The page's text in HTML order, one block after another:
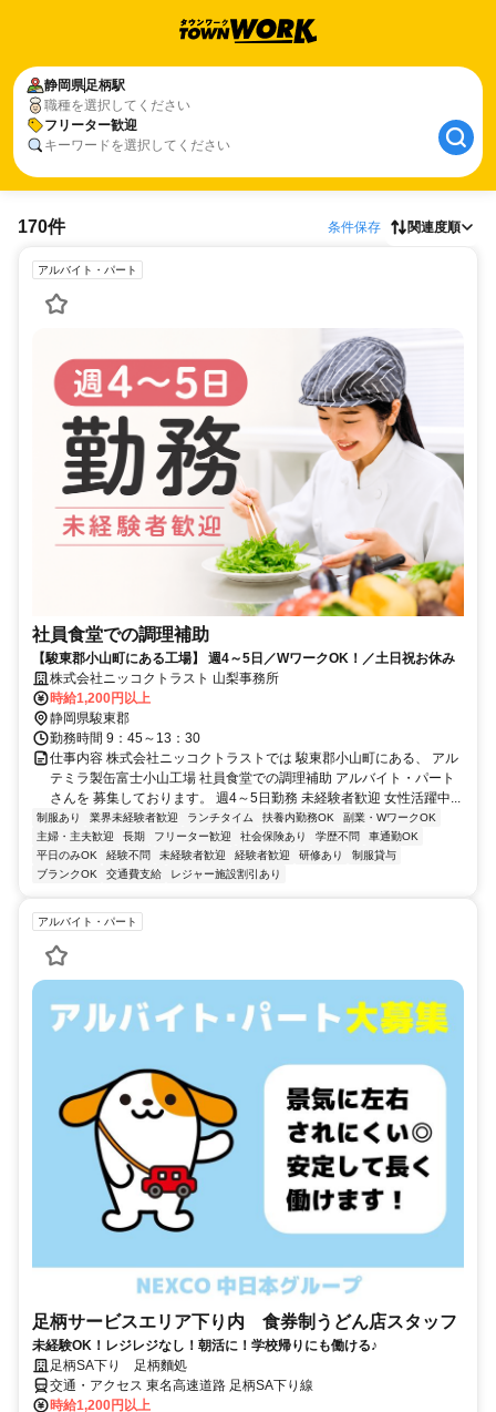
静岡県足柄駅
職種を選択してください
フリーター歓迎
キーワードを選択してください
170件 条件保存 関連度順
アルバイト・パート
社員食堂での調理補助
【駿東郡小山町にある工場】 週4～5日／WワークOK！／土日祝お休み
株式会社ニッコクトラスト 山梨事務所
時給1,200円以上
静岡県駿東郡
勤務時間 9：45～13：30
仕事内容 株式会社ニッコクトラストでは 駿東郡小山町にある、 アル
テミラ製缶富士小山工場 社員食堂での調理補助 アルバイト・パート
さんを 募集しております。 週4～5日勤務 未経験者歓迎 女性活躍中...
制服あり 業界未経験者歓迎 ランチタイム 扶養内勤務OK
副業・WワークOK
主婦・主夫歓迎
長期 フリーター歓迎 社会保険あり 学歴不問
車通勤OK
平日のみOK
経験不問 未経験者歓迎 経験者歓迎 研修あり
制服貸与
ブランクOK
交通費支給 レジャー施設割引あり
アルバイト・パート
足柄サービスエリア下り内 食券制うどん店スタッフ
未経験OK！レジレジなし！朝活に！学校帰りにも働ける♪
足柄SA下り 足柄麵処
交通・アクセス 東名高速道路 足柄SA下り線
時給1,200円以上